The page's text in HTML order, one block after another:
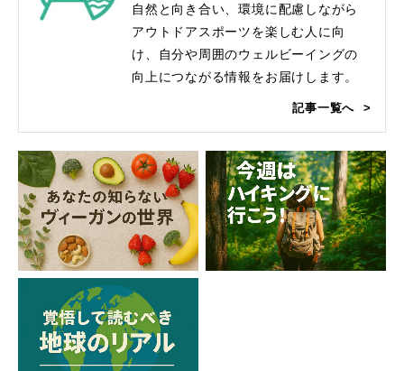
自然と向き合い、環境に配慮しながら
アウトドアスポーツを楽しむ人に向
け、自分や周囲のウェルビーイングの
向上につながる情報をお届けします。
記事一覧へ